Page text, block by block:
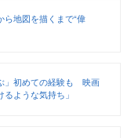
ら地図を描くまで“偉
」初めての経験も 映画
ような気持ち」